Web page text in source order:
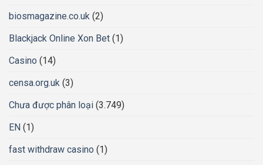
biosmagazine.co.uk (2)
Blackjack Online Xon Bet (1)
Casino (14)
censa.org.uk (3)
Chưa được phân loại (3.749)
EN (1)
fast withdraw casino (1)